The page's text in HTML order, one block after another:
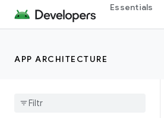
Essentials
APP ARCHITECTURE